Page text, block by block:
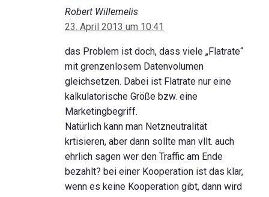
Robert Willemelis
23. April 2013 um 10:41
das Problem ist doch, dass viele „Flatrate“
mit grenzenlosem Datenvolumen
gleichsetzen. Dabei ist Flatrate nur eine
kalkulatorische Größe bzw. eine
Marketingbegriff.
Natürlich kann man Netzneutralität
krtisieren, aber dann sollte man vllt. auch
ehrlich sagen wer den Traffic am Ende
bezahlt? bei einer Kooperation ist das klar,
wenn es keine Kooperation gibt, dann wird